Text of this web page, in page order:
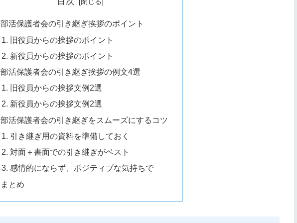
部活保護者会の引き継ぎ挨拶のポイント
旧役員からの挨拶のポイント
新役員からの挨拶のポイント
部活保護者会の引き継ぎ挨拶の例文4選
旧役員からの挨拶文例2選
新役員からの挨拶文例2選
部活保護者会の引き継ぎをスムーズにするコツ
引き継ぎ用の資料を準備しておく
対面＋書面での引き継ぎがベスト
感情的にならず、ポジティブな気持ちで
まとめ